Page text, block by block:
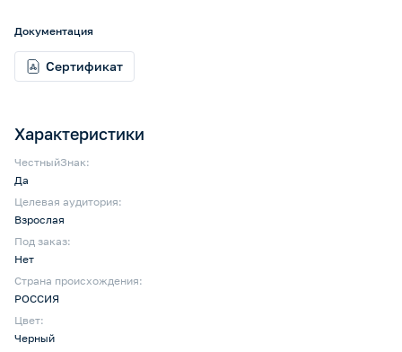
Характеристики
ЧестныйЗнак:
Да
Целевая аудитория:
Взрослая
Под заказ:
Нет
Страна происхождения:
РОССИЯ
Цвет:
Черный
Документация
Сертификат